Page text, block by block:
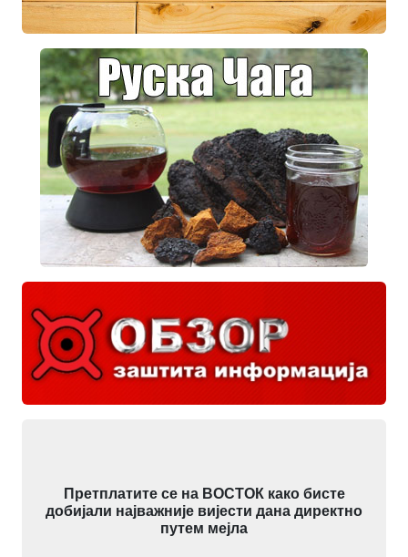
Претплатите се на ВОСТОК како бисте
добијали најважније вијести дана директно
путем мејла